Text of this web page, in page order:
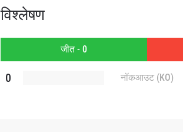
विश्लेषण
जीत - 0
0 नॉकआउट (KO)